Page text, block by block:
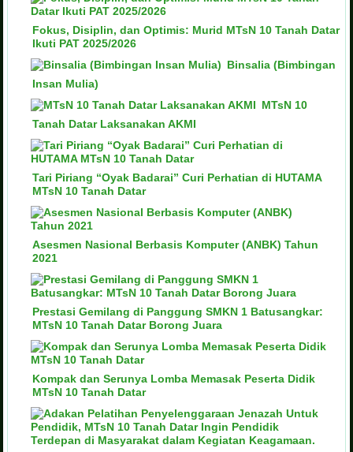
Fokus, Disiplin, dan Optimis: Murid MTsN 10 Tanah Datar
Ikuti PAT 2025/2026
Binsalia (Bimbingan
Insan Mulia)
MTsN 10
Tanah Datar Laksanakan AKMI
Tari Piriang “Oyak Badarai” Curi Perhatian di HUTAMA
MTsN 10 Tanah Datar
Asesmen Nasional Berbasis Komputer (ANBK) Tahun
2021
Prestasi Gemilang di Panggung SMKN 1 Batusangkar:
MTsN 10 Tanah Datar Borong Juara
Kompak dan Serunya Lomba Memasak Peserta Didik
MTsN 10 Tanah Datar